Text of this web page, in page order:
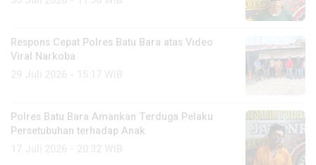
Respons Cepat Polres Batu Bara atas Video
Viral Narkoba
Polres Batu Bara Amankan Terduga Pelaku
Persetubuhan terhadap Anak